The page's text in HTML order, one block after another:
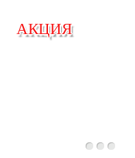
АКЦИЯ
АКЦИЯ